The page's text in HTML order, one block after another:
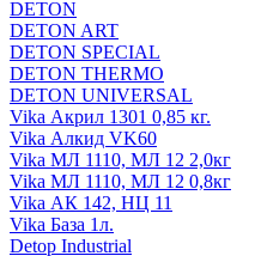
DETON
DETON ART
DETON SPECIAL
DETON THERMO
DETON UNIVERSAL
Vika Акрил 1301 0,85 кг.
Vika Алкид VK60
Vika МЛ 1110, МЛ 12 2,0кг
Vika МЛ 1110, МЛ 12 0,8кг
Vika АК 142, НЦ 11
Vika База 1л.
Detop Industrial